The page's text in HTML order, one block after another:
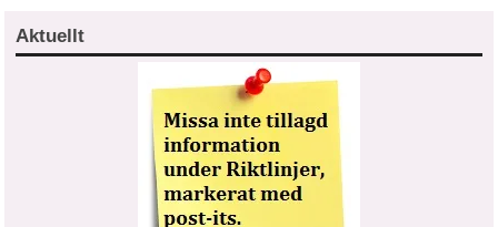
Aktuellt